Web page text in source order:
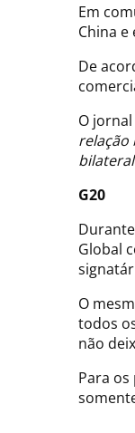
Em
China
De
O jornal
relação
G20
Global
O
todos
não
Para